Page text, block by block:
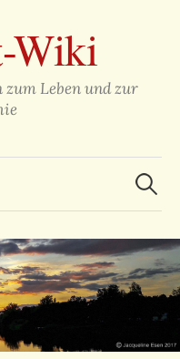
Wiki
Leben und zur
Suchen
nach: